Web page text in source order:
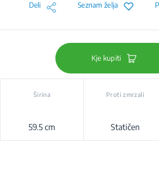
Deli Seznam želja
Kje kupiti
Širina
59.5 cm
Proti zmrzali
Statičen